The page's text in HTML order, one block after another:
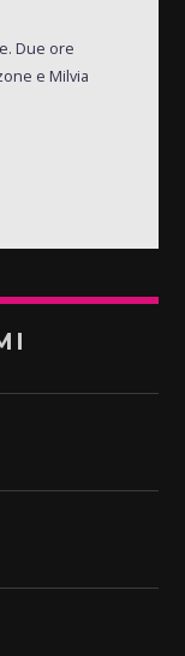
Due ore
e Milvia